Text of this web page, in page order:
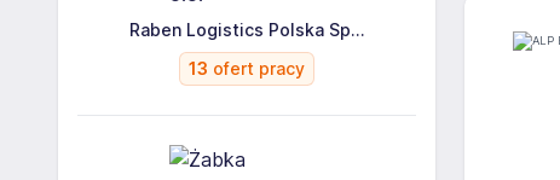
Raben Logistics Polska Sp...
13 ofert pracy